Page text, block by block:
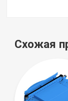
Схожая